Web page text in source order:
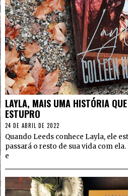
LAYLA, MAIS UMA HISTÓRIA
ESTUPRO
24 DE ABRIL DE 2022
Quando Leeds conhece Layla, ele
passará o resto de sua vida com
e